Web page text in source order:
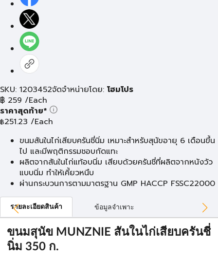
SKU: 1203452จัดจำหน่ายโดย: โฮมโปร
฿ 259 /Each
ราคาสุดท้าย*
฿251.23 /Each
ขนมสันในไก่เสียบครันชี่นิ่ม เหมาะสำหรับสุนัขอายุ 6 เดือนขึ้น
ไป และมีพฤติกรรมชอบกัดแทะ
ผลิตจากสันในไก่แท้อบนิ่ม เสียบด้วยครันชี่ที่ผลิตจากหนังวัว
แบบนิ่ม ทำให้เคี้ยวหนึบ
ผ่านกระบวนการตามมาตรฐาน GMP HACCP FSSC22000
รายละเอียดสินค้า ข้อมูลจำเพาะ
ขนมสุนัข MUNZNIE สันในไก่เสียบครันชี่
นิ่ม 350 ก.